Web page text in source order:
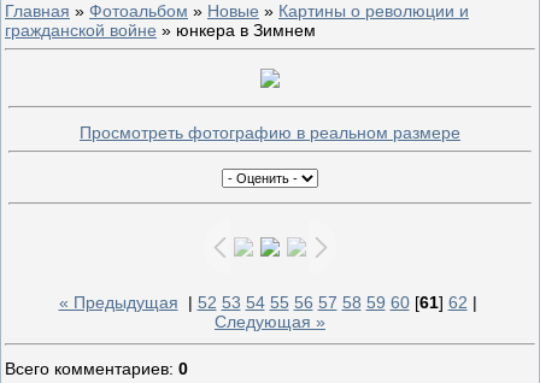
Главная » Фотоальбом » Новые » Картины о революции и
гражданской войне » юнкера в Зимнем
Просмотреть фотографию в реальном размере
« Предыдущая | 52 53 54 55 56 57 58 59 60[61] 62 |
Следующая »
Всего комментариев: 0